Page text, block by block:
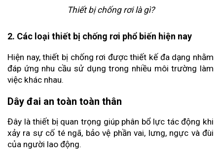
Thiết bị chống rơi là gì?
2. Các loại thiết bị chống rơi phổ biến hiện nay
Hiện nay, thiết bị chống rơi được thiết kế đa dạng nhằm
đáp ứng nhu cầu sử dụng trong nhiều môi trường làm
việc khác nhau.
Dây đai an toàn toàn thân
Đây là thiết bị quan trọng giúp phân bổ lực tác động khi
xảy ra sự cố té ngã, bảo vệ phần vai, lưng, ngực và đùi
của người lao động.